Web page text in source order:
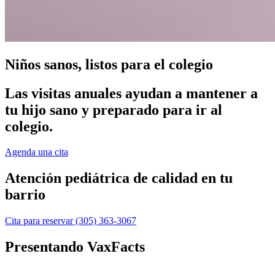
Niños sanos, listos para el colegio
Las visitas anuales ayudan a mantener a
tu hijo sano y preparado para ir al
colegio.
Agenda una cita
Atención pediátrica de calidad en tu
barrio
Cita para reservar(305) 363-3067
Presentando VaxFacts